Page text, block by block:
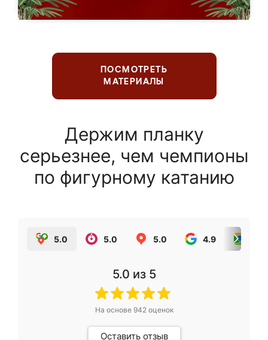
ПОСМОТРЕТЬ
МАТЕРИАЛЫ
Держим планку
серьезнее, чем чемпионы
по фигурному катанию
5.0 5.0 5.0 4.9
5.0 из 5
На основе 942оценок
Оставить отзыв